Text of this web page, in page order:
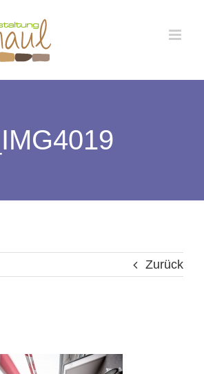
_IMG4019
Zurück